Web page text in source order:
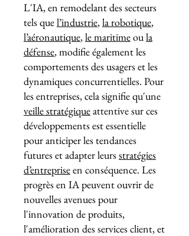
L'IA, en remodelant des secteurs
tels quel’industrie,la robotique,
l’aéronautique,le maritimeoula
défense, modifie également les
comportements des usagers et les
dynamiques concurrentielles. Pour
les entreprises, cela signifie qu'une
veille stratégiqueattentive sur ces
développements est essentielle
pour anticiper les tendances
futures et adapter leursstratégies
d’entrepriseen conséquence. Les
progrès en IA peuvent ouvrir de
nouvelles avenues pour
l'innovation de produits,
l'amélioration des services client, et